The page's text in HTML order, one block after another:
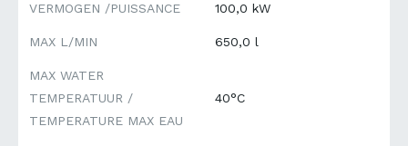
VERMOGEN /PUISSANCE 100,0 kW
MAX L/MIN 650,0 l
MAX WATER
TEMPERATUUR /
TEMPERATURE MAX EAU
40°C